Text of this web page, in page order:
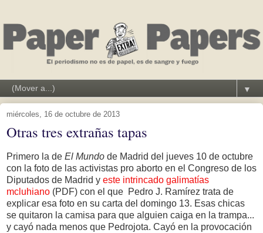
▼
miércoles, 16 de octubre de 2013
Otras tres extrañas tapas
Primero la de El Mundo de Madrid del jueves 10 de octubre
con la foto de las activistas pro aborto en el Congreso de los
Diputados de Madrid y este intrincado galimatías
mcluhiano (PDF) con el que Pedro J. Ramírez trata de
explicar esa foto en su carta del domingo 13. Esas chicas
se quitaron la camisa para que alguien caiga en la trampa...
y cayó nada menos que Pedrojota. Cayó en la provocación